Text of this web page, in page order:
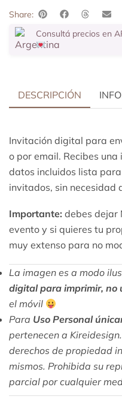
Share:
Consultá precios en
DESCRIPCIÓN
Invitación digital para
o por email. Recibes una
datos incluidos lista
invitados, sin necesidad
Importante: debes dejar
evento y si quieres tu
muy extenso para no
La imagen es a modo
digital para imprimir, no
el móvil
Para Uso Personal
pertenecen a
derechos de propiedad
mismos. Prohibida su
parcial por cualquier